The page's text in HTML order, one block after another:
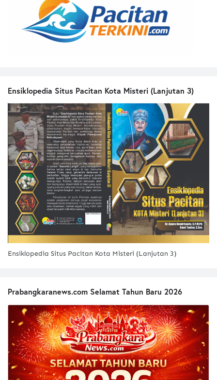
Ensiklopedia Situs Pacitan Kota Misteri (Lanjutan 3)
Ensiklopedia Situs Pacitan Kota Misteri (Lanjutan 3)
Prabangkaranews.com Selamat Tahun Baru 2026